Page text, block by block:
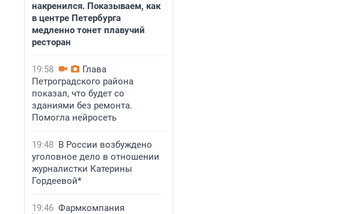
накренился. Показываем, как
в центре Петербурга
медленно тонет плавучий
ресторан
19:58
Глава
Петроградского района
показал, что будет со
зданиями без ремонта.
Помогла нейросеть
19:48 В России возбуждено
уголовное дело в отношении
журналистки Катерины
Гордеевой*
19:46 Фармкомпания